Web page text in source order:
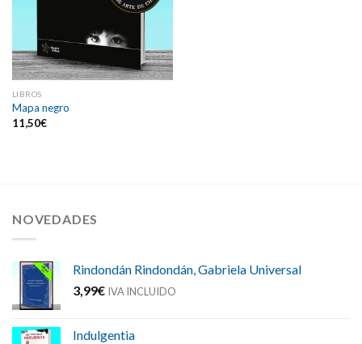
LIBROS
Mapa negro
11,50€
NOVEDADES
Rindondán Rindondán, Gabriela Universal
3,99€ IVA INCLUIDO
Indulgentia